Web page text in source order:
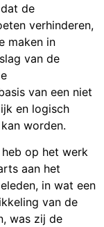
de
verhinderen,
maken in
van de
van een niet
en logisch
worden.
op het werk
aan het
in wat een
van de
was zij de